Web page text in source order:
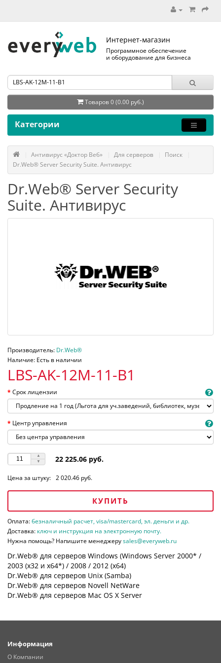
Интернет-магазин
Программное обеспечение
и оборудование для бизнеса
Товаров 0 (0.00 руб.)
Категории
Антивирус «Доктор Веб» Для серверов
Поиск
Dr.Web® Server Security Suite. Антивирус
Dr.Web® Server Security
Suite. Антивирус
Производитель: Dr.Web®
Наличие: Есть в наличии
LBS-AK-12M-11-B1
Срок лицензии
Центр управления
22 225.06 руб.
Цена за штуку: 2 020.46 руб.
КУПИТЬ
Оплата:безналичный расчет, visa/mastercard, эл. деньги и др.
Доставка: ключ и инструкция на электронную почту.
Нужна помощь? Напишите менеджеруsales@everyweb.ru
Dr.Web® для серверов Windows (Windows Server 2000* /
2003 (х32 и х64*) / 2008 / 2012 (х64)
Dr.Web® для серверов Unix (Samba)
Dr.Web® для серверов Novell NetWare
Dr.Web® для серверов Mac OS X Server
Информация
О Компании